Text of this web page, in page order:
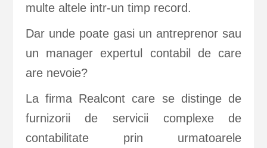
multe altele intr-un timp record.
Dar unde poate gasi un antreprenor sau
un manager expertul contabil de care
are nevoie?
La firma Realcont care se distinge de
furnizorii de servicii complexe de
contabilitate prin urmatoarele